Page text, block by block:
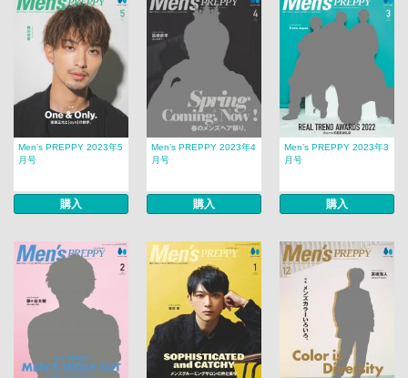
Men’s PREPPY 2023年5
月号
購入
Men’s PREPPY 2023年4
月号
購入
Men’s PREPPY 2023年3
月号
購入